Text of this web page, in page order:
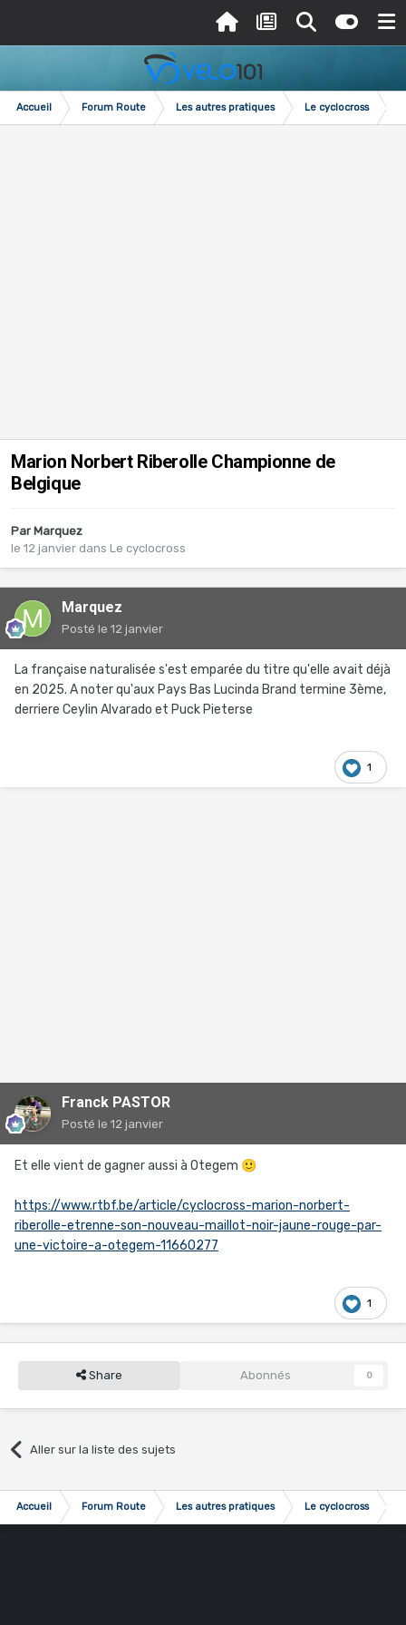
Accueil Forum Route Les autres pratiques Le cyclocross
Marion Norbert Riberolle Championne de
Belgique
Par Marquez
le 12 janvier dans Le cyclocross
Marquez
Posté le 12 janvier
La française naturalisée s'est emparée du titre qu'elle avait déjà
en 2025. A noter qu'aux Pays Bas Lucinda Brand termine 3ème,
derriere Ceylin Alvarado et Puck Pieterse
1
Franck PASTOR
Posté le 12 janvier
Et elle vient de gagner aussi à Otegem 🙂
https://www.rtbf.be/article/cyclocross-marion-norbert-
riberolle-etrenne-son-nouveau-maillot-noir-jaune-rouge-par-
une-victoire-a-otegem-11660277
1
Share Abonnés 0
Aller sur la liste des sujets
Accueil Forum Route Les autres pratiques Le cyclocross